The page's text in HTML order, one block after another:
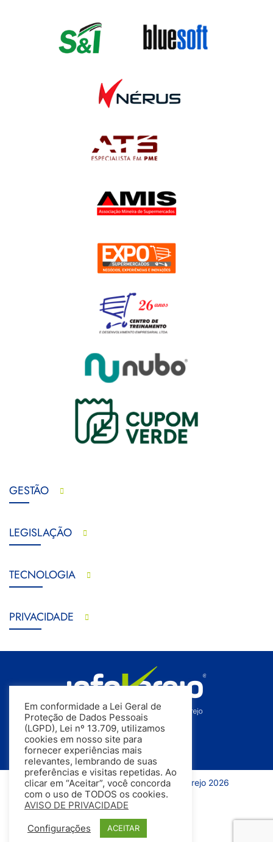
GESTÃO
LEGISLAÇÃO
TECNOLOGIA
PRIVACIDADE
Todos os direitos reservados | InfoVarejo 2026
Em conformidade a Lei Geral de
Proteção de Dados Pessoais
(LGPD), Lei nº 13.709, utilizamos
cookies em nosso site para
fornecer experiências mais
relevantes, lembrando de suas
preferências e visitas repetidas. Ao
clicar em “Aceitar”, você concorda
com o uso de TODOS os cookies.
AVISO DE PRIVACIDADE
Configurações ACEITAR